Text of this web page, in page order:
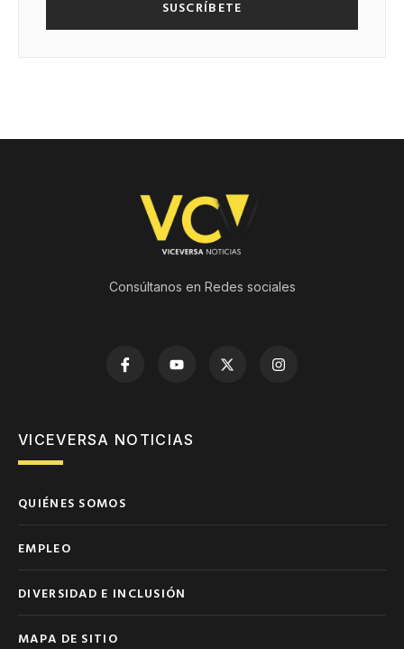
SUSCRÍBETE
Consúltanos en Redes sociales
VICEVERSA NOTICIAS
QUIÉNES SOMOS
EMPLEO
DIVERSIDAD E INCLUSIÓN
MAPA DE SITIO